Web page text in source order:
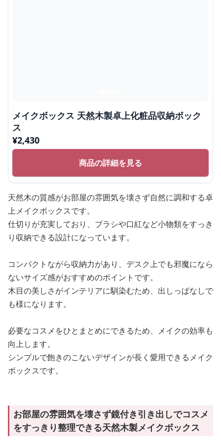
メイクボックス 天然木製卓上化粧品収納ボック
ス
¥2,430
商品の詳細を見る
天然木の質感がお部屋の雰囲気を壊さず自然に調和する卓
上メイクボックスです。
仕切りが充実しており、ブラシや口紅など小物類をすっき
り収納できる設計になっています。
コンパクトながら収納力があり、デスク上でも邪魔になら
ないサイズ感がおすすめのポイントです。
木目の美しさがインテリアに馴染むため、出しっぱなしで
も様になります。
必要なコスメをひとまとめにできるため、メイクの効率も
向上します。
シンプルで飽きのこないデザインが長く愛用できるメイク
ボックスです。
お部屋の雰囲気を壊さず鏡付き引き出しでコスメ
をすっきり整理できる天然木製メイクボックス